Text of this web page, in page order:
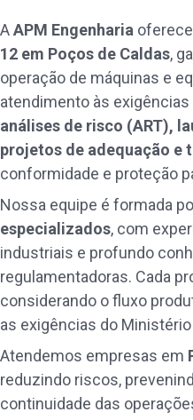
AAPM Engenharia
12 em Poços de Caldas,
operação de máquinas e
atendimento às
análises de risco (ART),
projetos de adequação e
conformidade e proteção
Nossa equipe é formada
especializados, com
industriais e profundo
regulamentadoras. Cada
considerando o fluxo
as exigências do Ministério
Atendemos empresas em
reduzindo riscos,
continuidade das